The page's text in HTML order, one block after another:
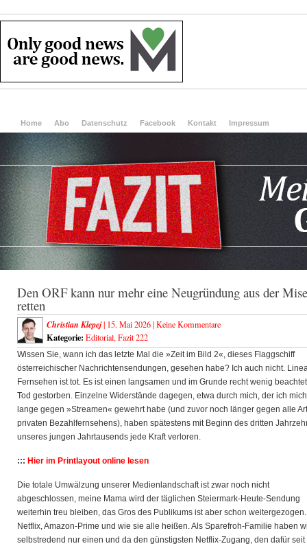
Home Abo Datenschutz Facebook Kontakt Impressum
Den ORF kann nur mehr eine Neugründung aus der
retten
Christian Klepej| 15. Mai 2026 |Keine Kommentare
Kategorie: Editorial, Fazit 222
Wissen Sie, wann ich das letzte Mal die »Zeit im Bild 2«, dieses Flaggschiff
österreichischer Nachrichtensendungen, gesehen habe? Ich auch nicht.
Fernsehen ist tot. Es ist einen langsamen und im Grunde rechtwenig
Tod gestorben. Einzelne Widerstände dagegen, etwa durch mich, der ich mich
lange gegen »Streamen« gewehrt habe (und zuvor noch länger gegen alle Art
privaten Bezahlfernsehens), haben spätestens mit Beginn des dritten
unseres jungen Jahrtausends jede Kraft verloren.
::: Hier im Printlayout online lesen
Die totale Umwälzung unserer Medienlandschaft ist zwar noch nicht
abgeschlossen, meine Mama wird der täglichen Steiermark-Heute-Sendung
weiterhin treu bleiben, das Gros des Publikums ist aber schon
Netflix, Amazon-Prime und wie sie alle heißen. Als Sparefroh-Familie haben
selbstredend nur einen und da den günstigsten Netflix-Zugang, den dafür seit